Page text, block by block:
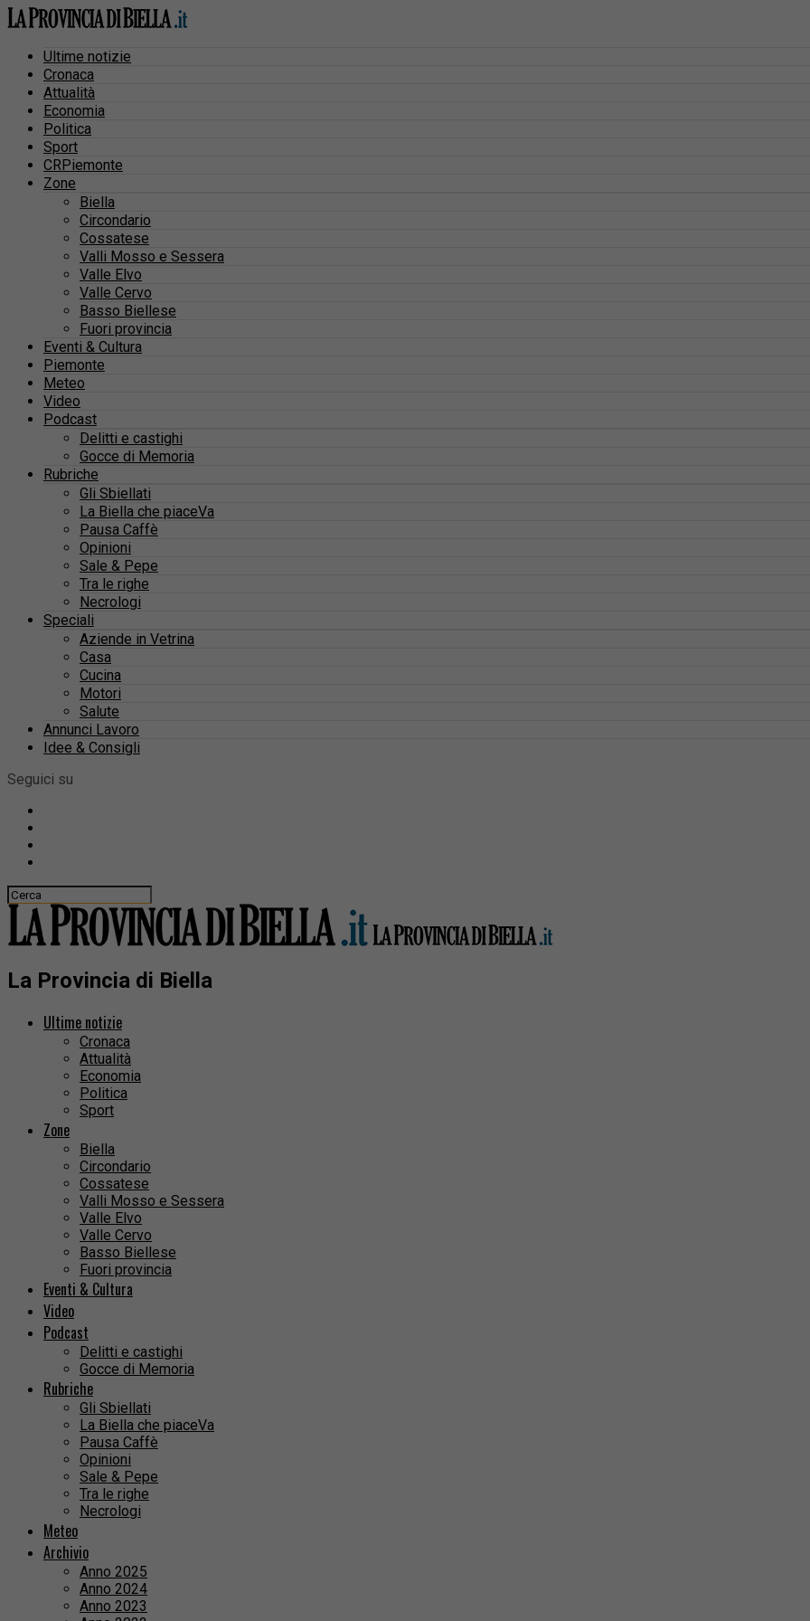
Ultime notizie
Cronaca
Attualità
Economia
Politica
Sport
CRPiemonte
Zone
Biella
Circondario
Cossatese
Valli Mosso e Sessera
Valle Elvo
Valle Cervo
Basso Biellese
Fuori provincia
Eventi & Cultura
Piemonte
Meteo
Video
Podcast
Delitti e castighi
Gocce di Memoria
Rubriche
Gli Sbiellati
La Biella che piaceVa
Pausa Caffè
Opinioni
Sale & Pepe
Tra le righe
Necrologi
Speciali
Aziende in Vetrina
Casa
Cucina
Motori
Salute
Annunci Lavoro
Idee & Consigli
Seguici su
La Provincia di Biella
Ultime notizie
Cronaca
Attualità
Economia
Politica
Sport
Zone
Biella
Circondario
Cossatese
Valli Mosso e Sessera
Valle Elvo
Valle Cervo
Basso Biellese
Fuori provincia
Eventi & Cultura
Video
Podcast
Delitti e castighi
Gocce di Memoria
Rubriche
Gli Sbiellati
La Biella che piaceVa
Pausa Caffè
Opinioni
Sale & Pepe
Tra le righe
Necrologi
Meteo
Archivio
Anno 2025
Anno 2024
Anno 2023